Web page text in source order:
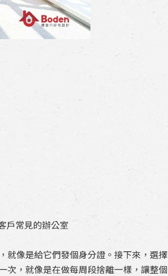
就像是給它們發個身分證。接下來，選
，就像是在做每周段捨離一樣，讓整